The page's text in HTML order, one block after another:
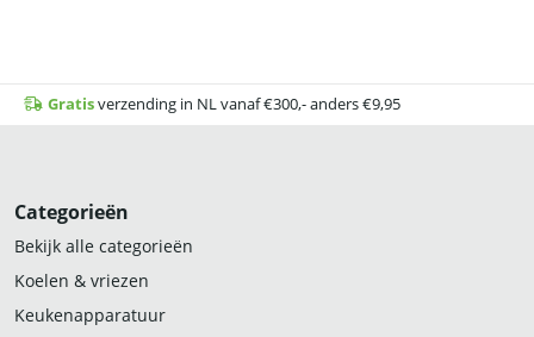
Gratisverzending in NL vanaf €300,- anders €9,95
Categorieën
Bekijk alle categorieën
Koelen & vriezen
Keukenapparatuur